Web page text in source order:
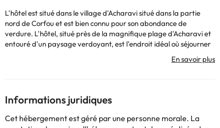
L'hôtel est situé dans le village d'Acharavi situé dans la partie
nord de Corfou et est bien connu pour son abondance de
verdure. L'hôtel, situé près de la magnifique plage d'Acharavi et
entouré d'un paysage verdoyant, est l'endroit idéal où séjourner
pour les clients soucieux de tranquillité, de luxe et d'authenticité.
La propriété de l'hôtel comprend l'unité principale de l'hôtel ainsi
balcons privés de la partie avant de l'hôtel, il peut être
surplombé la mer et de la partie arrière ont une vue sur la
montagne pleine de verdure.
Informations juridiques
Cet hébergement est géré par une personne morale. La